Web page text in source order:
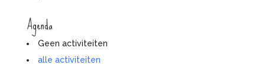
Agenda
Geen activiteiten
alle activiteiten